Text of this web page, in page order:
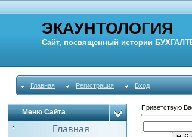
ЭКАУНТОЛОГИЯ
Сайт, посвященный истории
Главная Регистрация Вход
Меню Сайта
Главная
Приветствую